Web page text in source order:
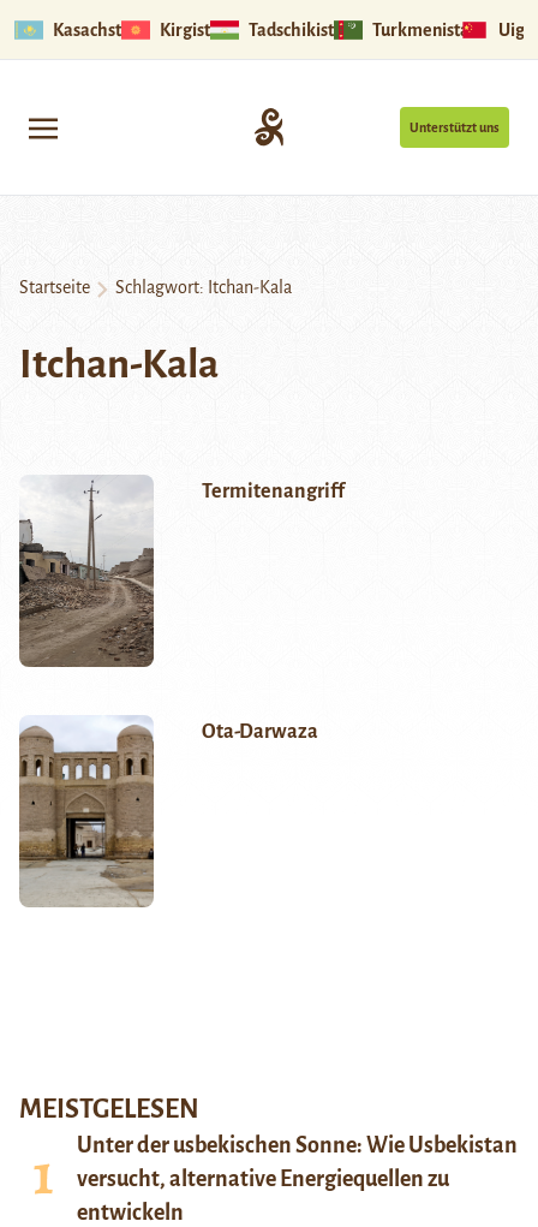
Kasachstan Kirgistan Tadschikistan Turkmenistan
Unterstützt uns
Startseite Schlagwort: Itchan-Kala
Itchan-Kala
Termitenangriff
Ota-Darwaza
MEISTGELESEN
Unter der usbekischen Sonne: Wie Usbekistan
versucht, alternative Energiequellen zu
entwickeln